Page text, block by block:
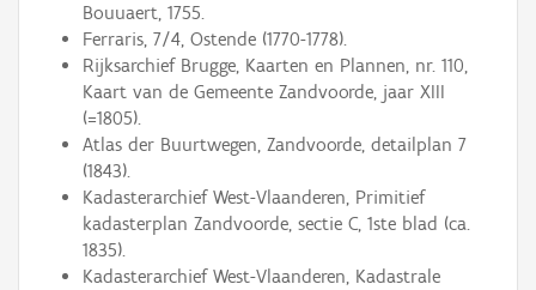
Bouuaert, 1755.
Ferraris, 7/4, Ostende (1770-1778).
Rijksarchief Brugge, Kaarten en Plannen, nr. 110,
Kaart van de Gemeente Zandvoorde, jaar XIII
(=1805).
Atlas der Buurtwegen, Zandvoorde, detailplan 7
(1843).
Kadasterarchief West-Vlaanderen, Primitief
kadasterplan Zandvoorde, sectie C, 1ste blad (ca.
1835).
Kadasterarchief West-Vlaanderen, Kadastrale